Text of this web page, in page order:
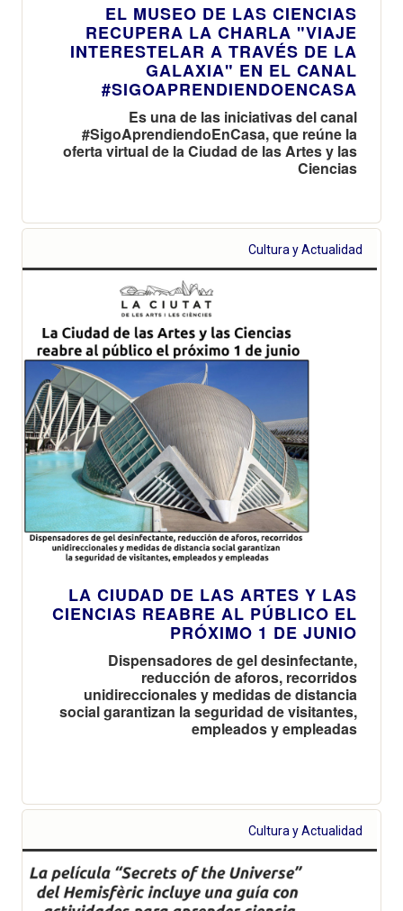
EL MUSEO DE LAS CIENCIAS
RECUPERA LA CHARLA "VIAJE
INTERESTELAR A TRAVÉS DE LA
GALAXIA" EN EL CANAL
#SIGOAPRENDIENDOENCASA
Es una de las iniciativas del canal
#SigoAprendiendoEnCasa, que reúne la
oferta virtual de la Ciudad de las Artes y las
Ciencias
Cultura y Actualidad
LA CIUDAD DE LAS ARTES Y LAS
CIENCIAS REABRE AL PÚBLICO EL
PRÓXIMO 1 DE JUNIO
Dispensadores de gel desinfectante,
reducción de aforos, recorridos
unidireccionales y medidas de distancia
social garantizan la seguridad de visitantes,
empleados y empleadas
Cultura y Actualidad